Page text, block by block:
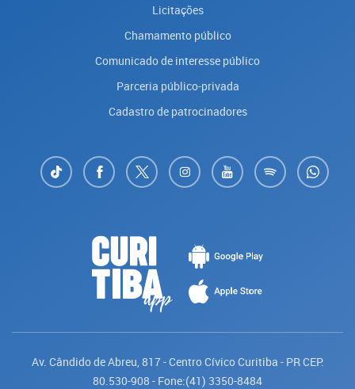
Licitações
Chamamento público
Comunicado de interesse público
Parceria público-privada
Cadastro de patrocinadores
Av. Cândido de Abreu, 817 - Centro Cívico Curitiba - PR CEP:
80.530-908 - Fone:(41) 3350-8484